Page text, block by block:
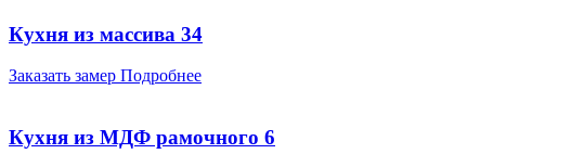
Кухня из массива 34
Заказать замер Подробнее
Кухня из МДФ рамочного 6